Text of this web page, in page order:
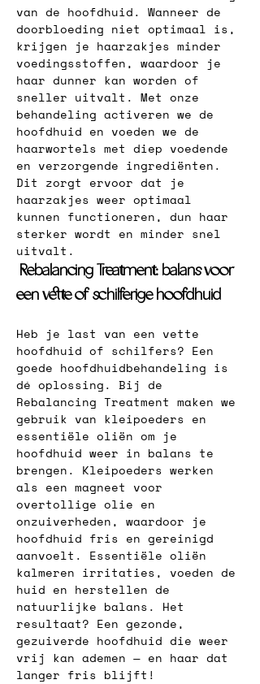
van de hoofdhuid. Wanneer de
doorbloeding niet optimaal is,
krijgen je haarzakjes minder
voedingsstoffen, waardoor je
haar dunner kan worden of
sneller uitvalt. Met onze
behandeling activeren we de
hoofdhuid en voeden we de
haarwortels met diep voedende
en verzorgende ingrediënten.
Dit zorgt ervoor dat je
haarzakjes weer optimaal
kunnen functioneren, dun haar
sterker wordt en minder snel
uitvalt.
een vette of schilferige hoofdhuid
Heb je last van een vette
hoofdhuid of schilfers? Een
goede hoofdhuidbehandeling is
dé oplossing. Bij de
Rebalancing Treatment maken we
gebruik van kleipoeders en
essentiële oliën om je
hoofdhuid weer in balans te
brengen. Kleipoeders werken
als een magneet voor
overtollige olie en
onzuiverheden, waardoor je
hoofdhuid fris en gereinigd
aanvoelt. Essentiële oliën
kalmeren irritaties, voeden de
huid en herstellen de
natuurlijke balans. Het
resultaat? Een gezonde,
gezuiverde hoofdhuid die weer
vrij kan ademen — en haar dat
langer fris blijft!